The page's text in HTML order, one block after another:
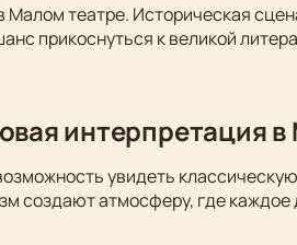
театре. Историческая
прикоснуться к великой
интерпретация
увидеть
создают атмосферу, где каждое